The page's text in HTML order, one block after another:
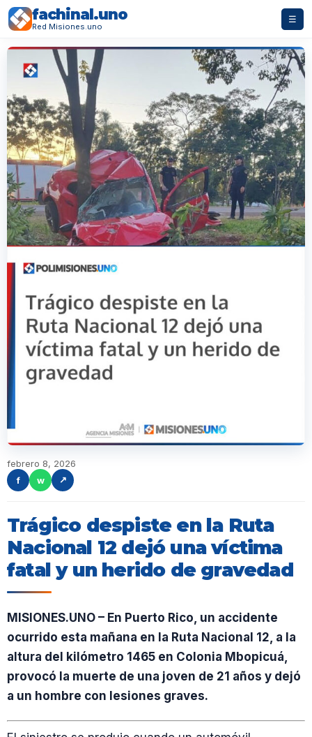
fachinal.uno
Red Misiones.uno
☰
febrero 8, 2026
f
w ↗
Trágico despiste en la Ruta
Nacional 12 dejó una víctima
fatal y un herido de gravedad
MISIONES.UNO – En Puerto Rico, un accidente
ocurrido esta mañana en la Ruta Nacional 12, a la
altura del kilómetro 1465 en Colonia Mbopicuá,
provocó la muerte de una joven de 21 años y dejó
a un hombre con lesiones graves.